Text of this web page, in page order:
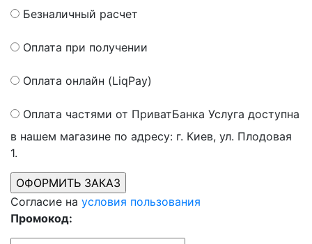
Безналичный расчет
Оплата при получении
Оплата онлайн (LiqPay)
Оплата частями от ПриватБанка Услуга доступна
в нашем магазине по адресу: г. Киев, ул. Плодовая
1.
Согласие на условия пользования
Промокод: